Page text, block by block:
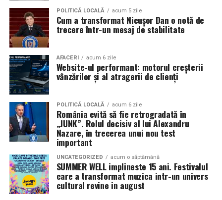
Pe11 februarieva avea loc proiecția specială
mea”de la Cinema City din City Park Constanța,de la
18:30, unde
regizorul Paul Decu și actrița Azaleea
Necula, originari din Constanța și împrejurimi, vor
prezenta filmul alături de colegii lor
Alexandra Răduță și Gabriel Vatavu.
Cinema City Shopping City Galați
12 februarie de la 18:30la întâlnirea cu actrițele
State și Azaleea Necula și regizorul Paul Decu.
Pe 13 februarie la ora 18:30, spectatorii dinIași
invitați la proiecția specială din
Mall, alături de regizorulPaul Decuși de
actoriiGabriel Vatavu, Sergiu Costache, Azaleea
Necula, Alexandra Răduță.
POLITICĂ LOCALĂ acum 5 zile
Cum a transformat Nicușor Dan o notă de
trecere într-un mesaj de stabilitate
AFACERI acum 6 zile
Website-ul performant: motorul creșterii
vânzărilor și al atragerii de clienți
POLITICĂ LOCALĂ acum 6 zile
România evită să fie retrogradată în
„JUNK”. Rolul decisiv al lui Alexandru
Nazare, în trecerea unui nou test
important
UNCATEGORIZED acum o săptămână
SUMMER WELL implineste 15 ani. Festivalul
care a transformat muzica intr-un univers
cultural revine in august